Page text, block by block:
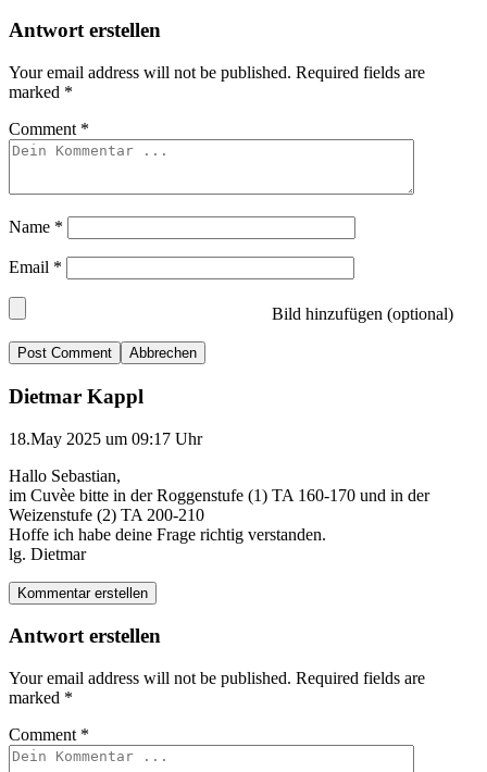
Antwort erstellen
Your email address will not be published. Required fields are
marked *
Comment *
Name *
Email *
Bild hinzufügen (optional)
Abbrechen
Dietmar Kappl
18.May 2025 um 09:17 Uhr
Hallo Sebastian,
im Cuvèe bitte in der Roggenstufe (1) TA 160-170 und in der
Weizenstufe (2) TA 200-210
Hoffe ich habe deine Frage richtig verstanden.
lg. Dietmar
Kommentar erstellen
Antwort erstellen
Your email address will not be published. Required fields are
marked *
Comment *